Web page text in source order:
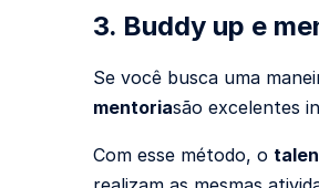
3. Buddy up e
Se você busca uma
mentoriasão excelentes
Com esse método, o